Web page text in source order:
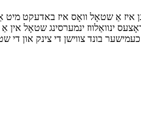
איז אַ שטאָל וואָס איז באדעקט